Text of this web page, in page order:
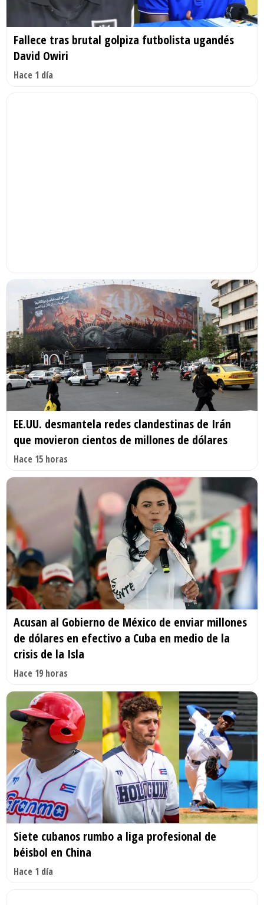
Fallece tras brutal golpiza futbolista ugandés
David Owiri
Hace 1 día
EE.UU. desmantela redes clandestinas de Irán
que movieron cientos de millones de dólares
Hace 15 horas
Acusan al Gobierno de México de enviar millones
de dólares en efectivo a Cuba en medio de la
crisis de la Isla
Hace 19 horas
Siete cubanos rumbo a liga profesional de
béisbol en China
Hace 1 día